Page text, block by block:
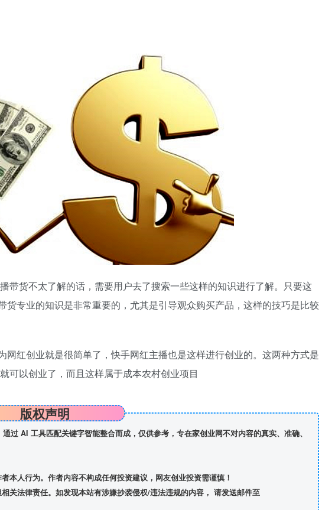
带货不太了解的话，需要用户去了搜索一些这样的知识进行了解。只要这
专业的知识是非常重要的，尤其是引导观众购买产品，这样的技巧是比较
红创业就是很简单了，快手网红主播也是这样进行创业的。这两种方式是
可以创业了，而且这样属于成本农村创业项目
版权声明
过 AI 工具匹配关键字智能整合而成，仅供参考，专在家创业网不对内容的真实、准确、
本人行为。作者内容不构成任何投资建议，网友创业投资需谨慎！
关法律责任。如发现本站有涉嫌抄袭侵权/违法违规的内容， 请发送邮件至